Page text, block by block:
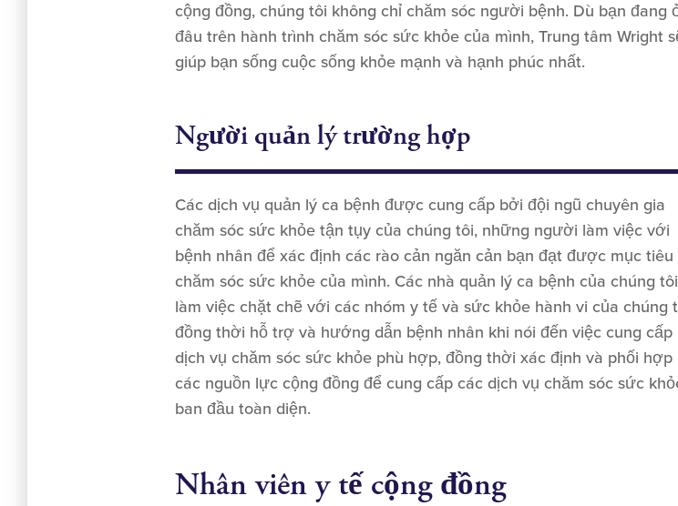
cộng đồng, chúng tôi không chỉ chăm sóc người bệnh. Dù bạn đang
đâu trên hành trình chăm sóc sức khỏe của mình, Trung tâm Wright
giúp bạn sống cuộc sống khỏe mạnh và hạnh phúc nhất.
Người quản lý trường hợp
Các dịch vụ quản lý ca bệnh được cung cấp bởi đội ngũ chuyên gia
chăm sóc sức khỏe tận tụy của chúng tôi, những người làm việc với
bệnh nhân để xác định các rào cản ngăn cản bạn đạt được mục tiêu
chăm sóc sức khỏe của mình. Các nhà quản lý ca bệnh của chúng tôi
làm việc chặt chẽ với các nhóm y tế và sức khỏe hành vi của chúng
đồng thời hỗ trợ và hướng dẫn bệnh nhân khi nói đến việc cung cấp
dịch vụ chăm sóc sức khỏe phù hợp, đồng thời xác định và phối hợp
các nguồn lực cộng đồng để cung cấp các dịch vụ chăm sóc sức
ban đầu toàn diện.
Nhân viên y tế cộng đồng